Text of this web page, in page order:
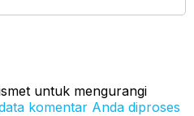
untuk mengurangi
komentar Anda diproses